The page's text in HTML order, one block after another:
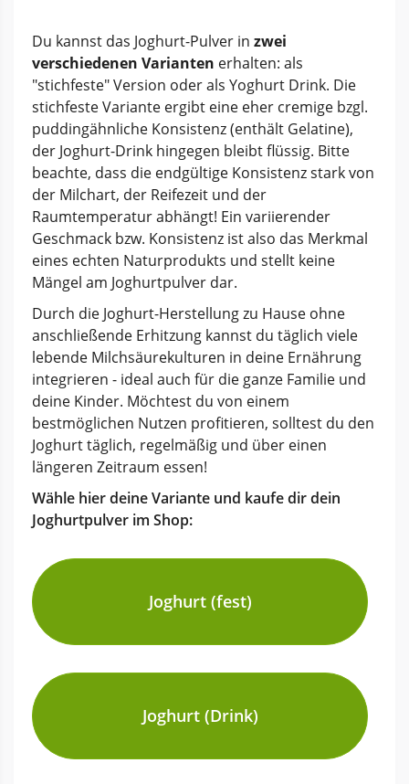
Du kannst das Joghurt-Pulver in zwei
verschiedenen Varianten erhalten: als
"stichfeste" Version oder als Yoghurt Drink. Die
stichfeste Variante ergibt eine eher cremige bzgl.
puddingähnliche Konsistenz (enthält Gelatine),
der Joghurt-Drink hingegen bleibt flüssig. Bitte
beachte, dass die endgültige Konsistenz stark von
der Milchart, der Reifezeit und der
Raumtemperatur abhängt! Ein variierender
Geschmack bzw. Konsistenz ist also das Merkmal
eines echten Naturprodukts und stellt keine
Mängel am Joghurtpulver dar.
Durch die Joghurt-Herstellung zu Hause ohne
anschließende Erhitzung kannst du täglich viele
lebende Milchsäurekulturen in deine Ernährung
integrieren - ideal auch für die ganze Familie und
deine Kinder. Möchtest du von einem
bestmöglichen Nutzen profitieren, solltest du den
Joghurt täglich, regelmäßig und über einen
längeren Zeitraum essen!
Wähle hier deine Variante und kaufe dir dein
Joghurtpulver im Shop:
Joghurt (fest)
Joghurt (Drink)